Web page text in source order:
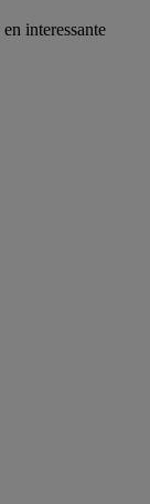
interessante